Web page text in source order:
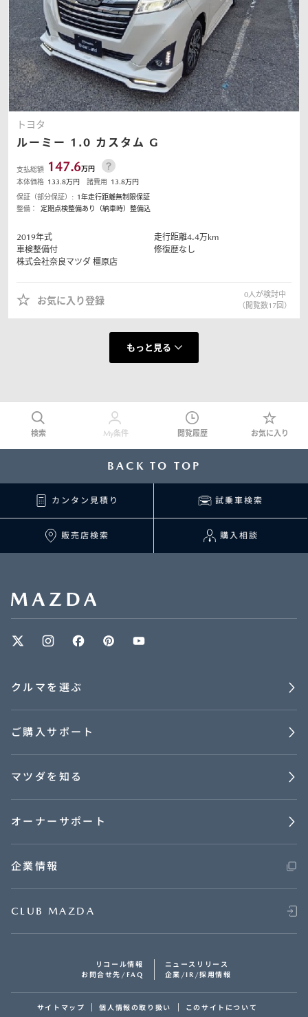
トヨタ
ルーミー 1.0 カスタム G
支払総額 147.6万円
本体価格 133.8万円 諸費用 13.8万円
保証（部分保証）: 1年走行距離無制限保証
整備：
定期点検整備あり（納車時）整備込
2019年式 走行距離4.4万km
車検整備付
修復歴なし
株式会社奈良マツダ 橿原店
お気に入り登録
0人が検討中
（閲覧数17回）
もっと見る
検索 My条件 閲覧履歴 お気に入り
BACK TO TOP
カンタン見積り 試乗車検索
販売店検索 購入相談
クルマを選ぶ
ご購入サポート
マツダを知る
オーナーサポート
企業情報
CLUB MAZDA
リコール情報
ニュースリリース
お問合せ先/FAQ
企業/IR/採用情報
サイトマップ 個人情報の取り扱い このサイトについて